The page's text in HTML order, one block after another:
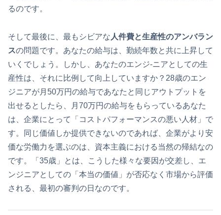
るのです。
そして最後に、最もシビアな 人件費と生産性のアンバラン
スの問題です。あなたの給与は、勤続年数と共に上昇して
いくでしょう。しかし、あなたのエンジ-ニアとしての生
産性は、それに比例して向上していますか？28歳のエン
ジニアが月50万円の給与であなたと同じアウトプットを
出せるとしたら、月70万円の給与をもらっているあなた
は、企業にとって「コストパフォーマンスの悪い人材」で
す。同じ価値しか提供できないのであれば、企業がより安
価な労働力を選ぶのは、資本主義における当然の帰結なの
です。「35歳」とは、こうした様々な要因が交差し、エ
ンジニアとしての「本当の価値」が否応なく市場から評価
される、最初の審判の日なのです。